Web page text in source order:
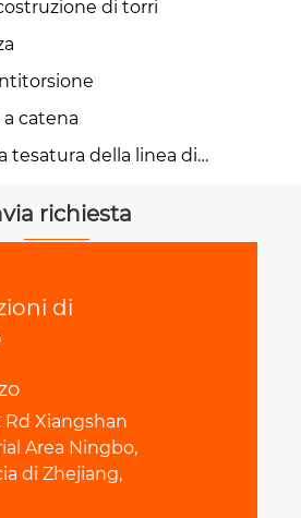
di torri
catena
tesatura della linea di
richiesta
di
Rd Xiangshan
Area Ningbo,
di Zhejiang,